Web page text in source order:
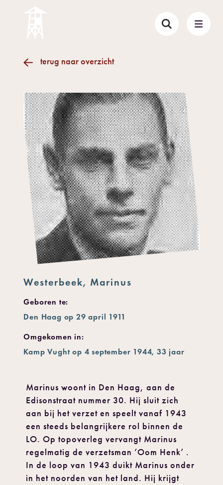
terug naar overzicht
Westerbeek, Marinus
Geboren te:
Den Haag op 29 april 1911
Omgekomen in:
Kamp Vught op 4 september 1944, 33 jaar
Marinus woont in Den Haag, aan de
Edisonstraat nummer 30. Hij sluit zich
aan bij het verzet en speelt vanaf 1943
een steeds belangrijkere rol binnen de
LO. Op topoverleg vervangt Marinus
regelmatig de verzetsman ‘Oom Henk’ .
In de loop van 1943 duikt Marinus onder
in het noorden van het land. Hij krijgt